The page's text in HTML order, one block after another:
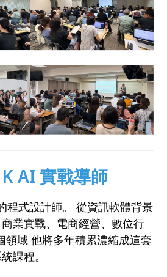
AI 實戰導師
程式設計師。 從資訊軟體背景
業實戰、電商經營、數位行
領域 他將多年積累濃縮成這套
課程。